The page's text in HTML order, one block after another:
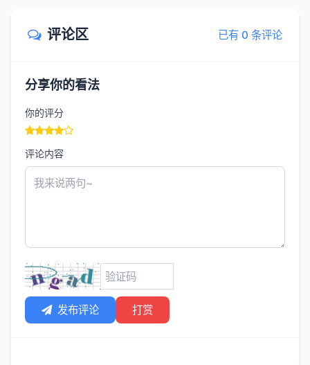
评论区 已有 0 条评论
分享你的看法
你的评分
评论内容
发布评论 打赏